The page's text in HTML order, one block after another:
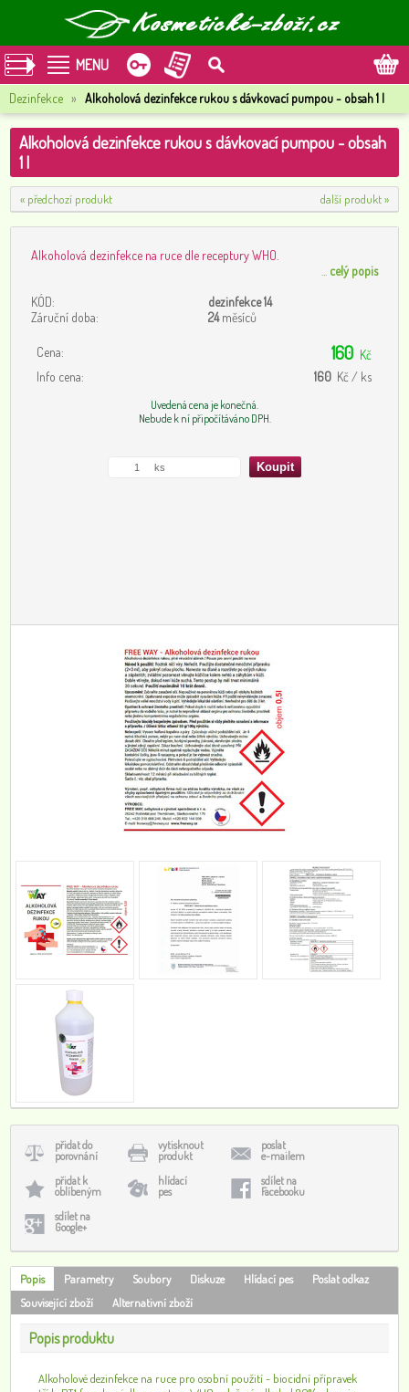
MENU
Dezinfekce » Alkoholová dezinfekce rukou s dávkovací pumpou - obsah 1 l
Alkoholová dezinfekce rukou s dávkovací pumpou - obsah
1 l
« předchozí produkt další produkt »
Alkoholová dezinfekce na ruce dle receptury WHO.
celý popis
KÓD:
dezinfekce 14
Záruční doba:
24měsíců
Cena: 160 Kč
Info cena:
160 Kč / ks
Uvedená cena je konečná.
Nebude k ní připočítáváno DPH.
přidat do
porovnání
vytisknout
produkt
poslat
e-mailem
přidat k
oblíbeným
hlídací
pes
sdílet na
Facebooku
sdílet na
Google+
Popis Parametry Soubory Diskuze Hlídací pes
Poslat odkaz
Související zboží
Alternativní zboží
Popis produktu
Alkoholové dezinfekce na ruce pro osobní použití - biocidní přípravek